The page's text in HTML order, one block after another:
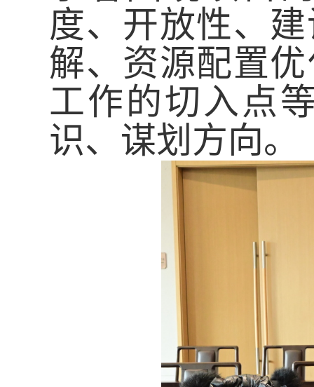
度、开放性、
解、资源配置
工作的切入点
识、谋划方向。